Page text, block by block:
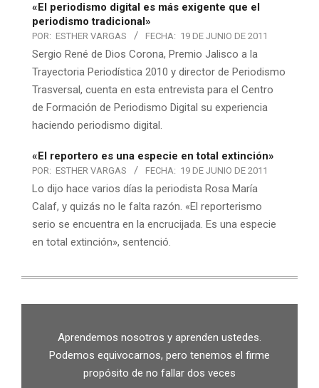
«El periodismo digital es más exigente que el
periodismo tradicional»
POR: ESTHER VARGAS FECHA: 19 DE JUNIO DE 2011
Sergio René de Dios Corona, Premio Jalisco a la
Trayectoria Periodística 2010 y director de Periodismo
Trasversal, cuenta en esta entrevista para el Centro
de Formación de Periodismo Digital su experiencia
haciendo periodismo digital.
«El reportero es una especie en total extinción»
POR: ESTHER VARGAS FECHA: 19 DE JUNIO DE 2011
Lo dijo hace varios días la periodista Rosa María
Calaf, y quizás no le falta razón. «El reporterismo
serio se encuentra en la encrucijada. Es una especie
en total extinción», sentenció.
Aprendemos nosotros y aprenden ustedes.
Podemos equivocarnos, pero tenemos el firme
propósito de no fallar dos veces